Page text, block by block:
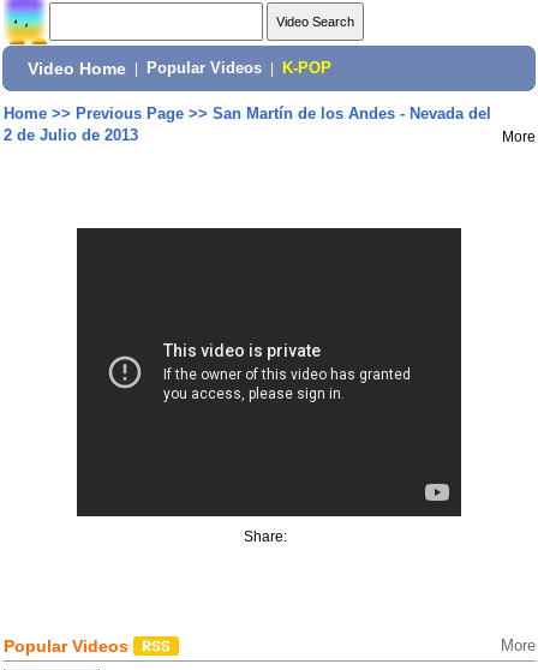
Video Home Popular Videos K-POP
Home>> Previous Page>> San Martín de los Andes - Nevada del
2 de Julio de 2013
More
Share:
Popular Videos More